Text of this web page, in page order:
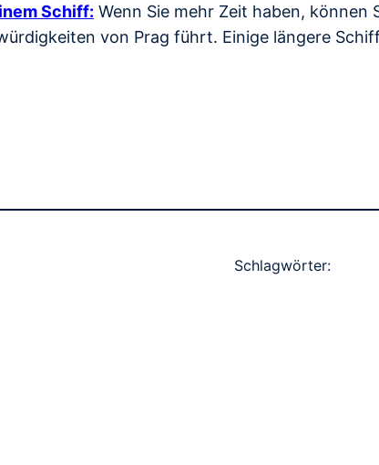
Schiff: Wenn Sie mehr Zeit haben,
von Prag führt. Einige längere
Schlagwörter: